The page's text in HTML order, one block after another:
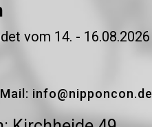
vom 14. - 16.08.2026
info@nipponcon.de